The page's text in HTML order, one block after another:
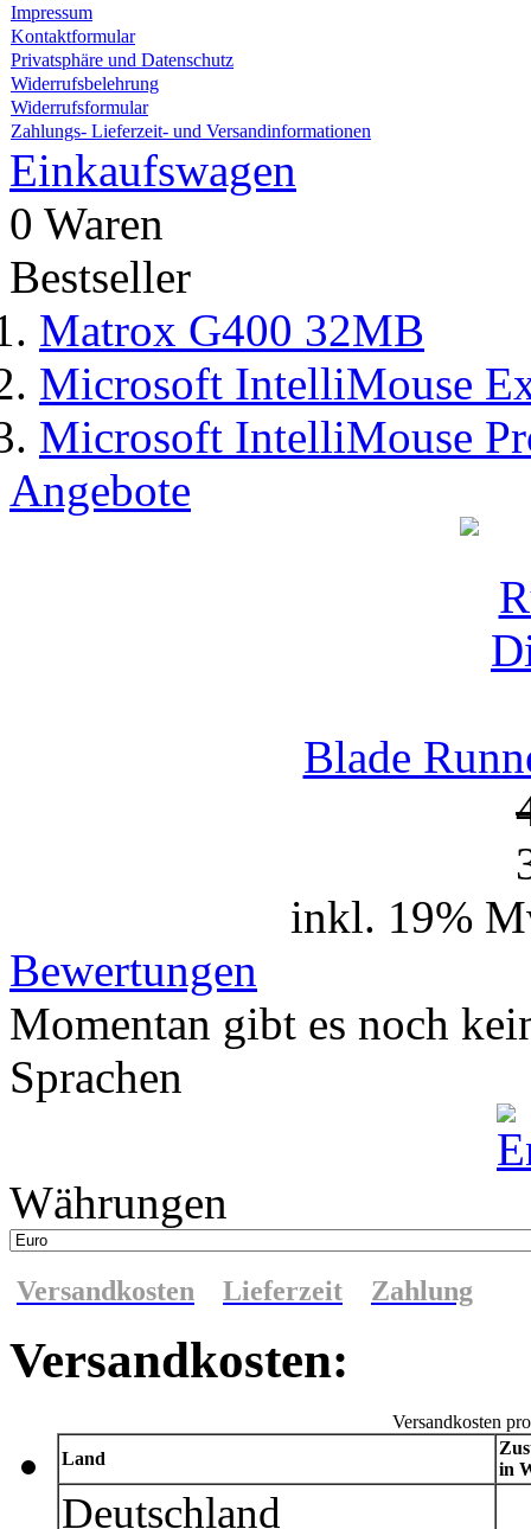
Impressum
Kontaktformular
Privatsphäre und Datenschutz
Widerrufsbelehrung
Widerrufsformular
Zahlungs- Lieferzeit- und Versandinformationen
Einkaufswagen
0 Waren
Bestseller
Matrox G400 32MB
Microsoft IntelliMouse
Microsoft IntelliMouse
Angebote
Blade
inkl. 19%
Bewertungen
Momentan gibt es noch
Sprachen
Währungen
Versandkosten Lieferzeit Zahlung
Versandkosten:
Versandkosten
Land
in
Deutschland